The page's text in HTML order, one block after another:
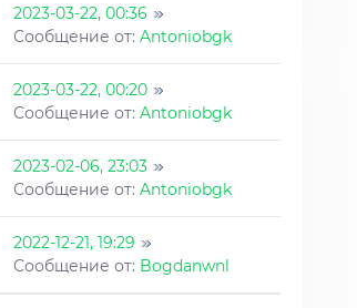
2023-03-22, 00:36
Сообщение от: Antoniobgk
2023-03-22, 00:20
Сообщение от: Antoniobgk
2023-02-06, 23:03
Сообщение от: Antoniobgk
2022-12-21, 19:29
Сообщение от: Bogdanwnl